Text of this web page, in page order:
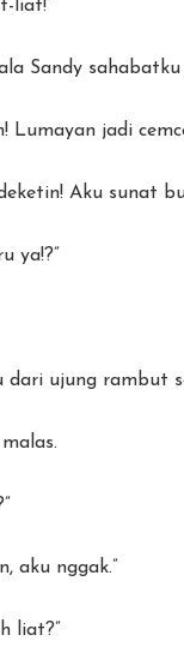
liat!”
Sandy
Lumayan jadi
Aku sunat
ya!?”
dari ujung rambut
aku nggak.”
liat?”